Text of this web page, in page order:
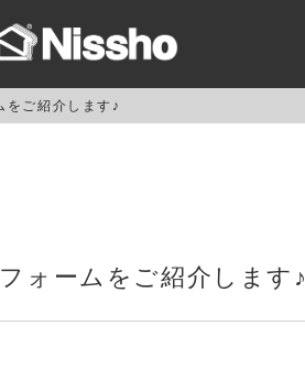
をご紹介します♪
ォームをご紹介します♪